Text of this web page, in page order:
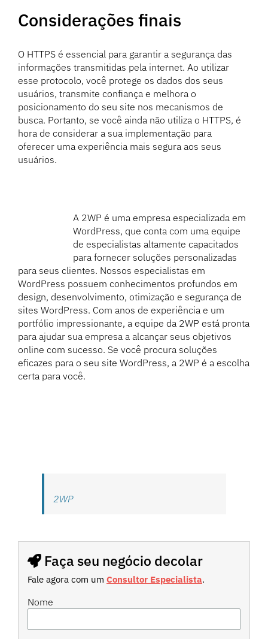
Considerações finais
O HTTPS é essencial para garantir a segurança das
informações transmitidas pela internet. Ao utilizar
esse protocolo, você protege os dados dos seus
usuários, transmite confiança e melhora o
posicionamento do seu site nos mecanismos de
busca. Portanto, se você ainda não utiliza o HTTPS, é
hora de considerar a sua implementação para
oferecer uma experiência mais segura aos seus
usuários.
A 2WP é uma empresa especializada em
WordPress, que conta com uma equipe
de especialistas altamente capacitados
para fornecer soluções personalizadas
para seus clientes. Nossos especialistas em
WordPress possuem conhecimentos profundos em
design, desenvolvimento, otimização e segurança de
sites WordPress. Com anos de experiência e um
portfólio impressionante, a equipe da 2WP está pronta
para ajudar sua empresa a alcançar seus objetivos
online com sucesso. Se você procura soluções
eficazes para o seu site WordPress, a 2WP é a escolha
certa para você.
2WP
Faça seu negócio decolar
Fale agora com um Consultor Especialista.
Nome